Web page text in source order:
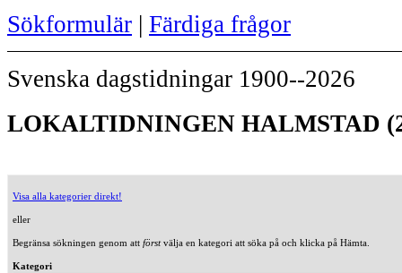
Sökformulär | Färdiga frågor
Svenska dagstidningar 1900--2026
LOKALTIDNINGEN HALMSTAD
Visa alla kategorier direkt!
eller
Begränsa sökningen genom att förstvälja en kategori att söka på och klicka på Hämta.
Kategori